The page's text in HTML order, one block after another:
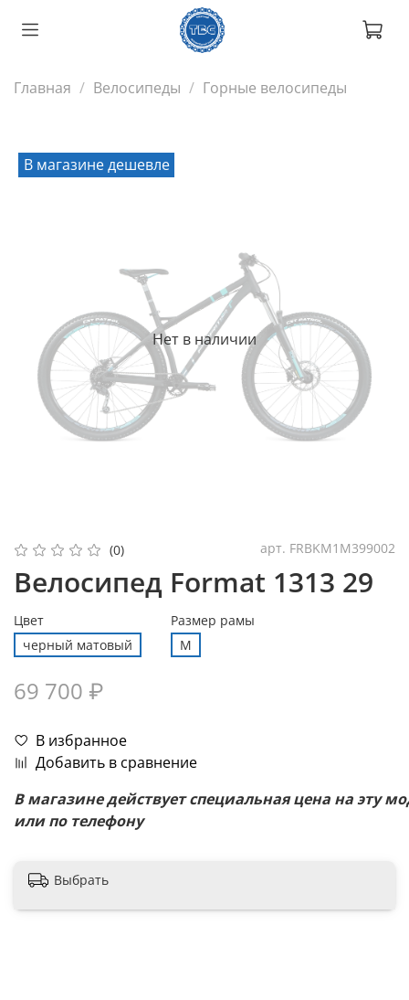
Главная Велосипеды Горные велосипеды
Нет в наличии
В магазине дешевле
(0) арт. FRBKМ1M399002
Велосипед Format 1313 29
Цвет
черный матовый
Размер рамы
M
69 700 ₽
В избранное
Добавить в сравнение
В магазинедействует специальная цена наэту
или по телефону
Выбрать